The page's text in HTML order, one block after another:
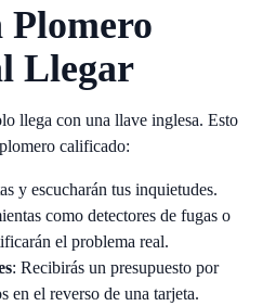
Plomero
Llegar
llega con una llave inglesa. Esto
calificado:
y escucharán tus inquietudes.
como detectores de fugas o
el problema real.
: Recibirás un presupuesto por
en el reverso de una tarjeta.